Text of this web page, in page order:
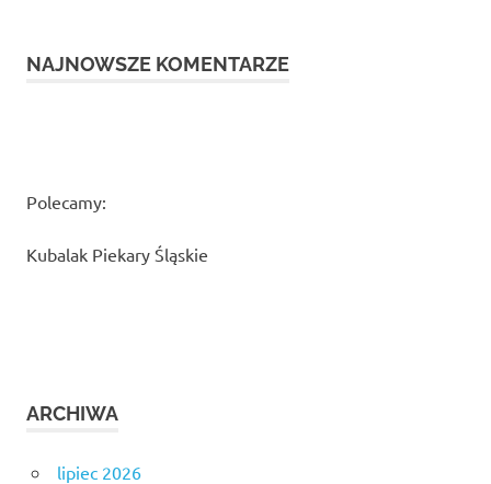
NAJNOWSZE KOMENTARZE
Polecamy:
Kubalak Piekary Śląskie
ARCHIWA
lipiec 2026